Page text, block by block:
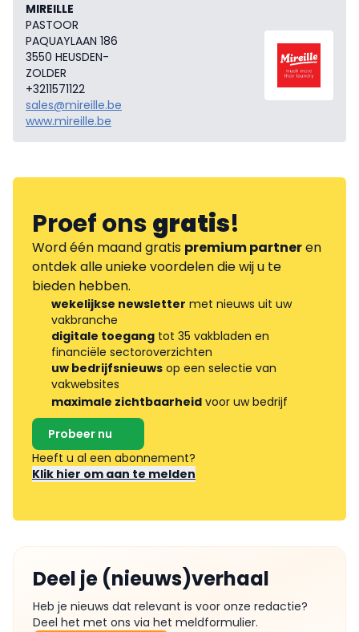
MIREILLE
PASTOOR
PAQUAYLAAN 186
3550 HEUSDEN-
ZOLDER
+3211571122
sales@mireille.be
www.mireille.be
Proef onsgratis!
Word één maand gratis premium partneren
ontdek alle unieke voordelen die wij u te
bieden hebben.
wekelijkse newsletter met nieuws uit uw
vakbranche
digitale toegang tot 35 vakbladen en
financiële sectoroverzichten
uw bedrijfsnieuws op een selectie van
vakwebsites
maximale zichtbaarheid voor uw bedrijf
Probeer nu
Heeft u al een abonnement?
Klik hier om aan te melden
Deel je (nieuws)verhaal
Heb je nieuws dat relevant is voor onze redactie?
Deel het met ons via het meldformulier.